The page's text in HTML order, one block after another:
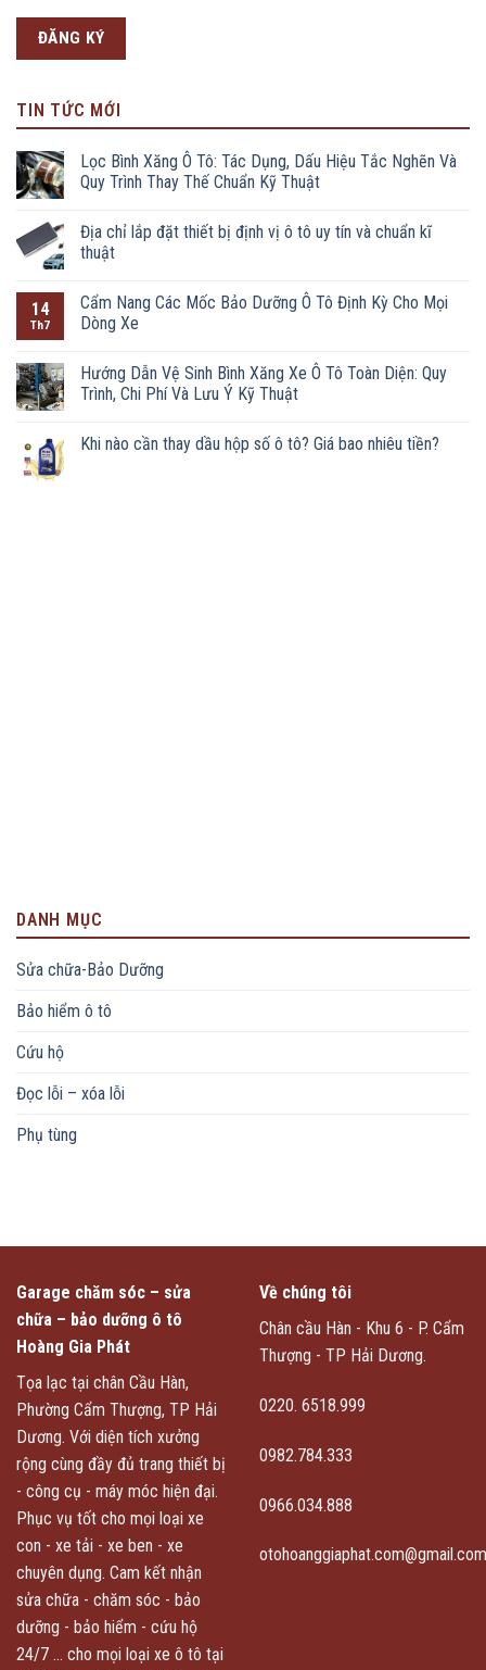
TIN TỨC MỚI
Lọc Bình Xăng Ô Tô: Tác Dụng, Dấu Hiệu Tắc Nghẽn Và
Quy Trình Thay Thế Chuẩn Kỹ Thuật
Địa chỉ lắp đặt thiết bị định vị ô tô uy tín và chuẩn kĩ
thuật
14
Th7
Cẩm Nang Các Mốc Bảo Dưỡng Ô Tô Định Kỳ Cho Mọi
Dòng Xe
Hướng Dẫn Vệ Sinh Bình Xăng Xe Ô Tô Toàn Diện: Quy
Trình, Chi Phí Và Lưu Ý Kỹ Thuật
Khi nào cần thay dầu hộp số ô tô? Giá bao nhiêu tiền?
DANH MỤC
Sửa chữa-Bảo Dưỡng
Bảo hiểm ô tô
Cứu hộ
Đọc lỗi – xóa lỗi
Phụ tùng
Garage chăm sóc – sửa
chữa – bảo dưỡng ô tô
Hoàng Gia Phát
Tọa lạc tại chân Cầu Hàn,
Phường Cẩm Thượng, TP Hải
Dương. Với diện tích xưởng
rộng cùng đầy đủ trang thiết bị
- công cụ - máy móc hiện đại.
Phục vụ tốt cho mọi loại xe
con - xe tải - xe ben - xe
chuyên dụng. Cam kết nhận
sửa chữa - chăm sóc - bảo
dưỡng - bảo hiểm - cứu hộ
24/7 ... cho mọi loại xe ô tô tại
Về chúng tôi
Chân cầu Hàn - Khu 6 - P. Cẩm
Thượng - TP Hải Dương.
0220. 6518.999
0982.784.333
0966.034.888
otohoanggiaphat.com@gmail.com